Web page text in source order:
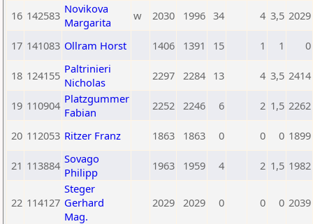
16 142583 Novikova
Margarita
w 2030 1996 34 4 3,5 2029
17 141083 Ollram Horst 1406 1391 15 1 1 0
18 124155 Paltrinieri
Nicholas
2297 2284 13 4 3,5 2414
19 110904 Platzgummer
Fabian
2252 2246 6 2 1,5 2262
20 112053 Ritzer Franz 1863 1863 0 0 0 1899
21 113884 Sovago
Philipp
1963 1959 4 2 1,5 1982
22 114127
Steger
Gerhard
Mag.
2029 2029 0 0 0 2039